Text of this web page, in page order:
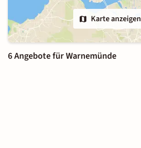
Karte anzeigen
6 Angebote für Warnemünde